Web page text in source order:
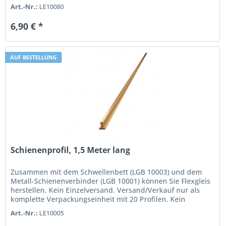
Art.-Nr.: LE10080
6,90 € *
AUF BESTELLUNG
Schienenprofil, 1,5 Meter lang
Zusammen mit dem Schwellenbett (LGB 10003) und dem
Metall-Schienenverbinder (LGB 10001) können Sie Flexgleis
herstellen. Kein Einzelversand. Versand/Verkauf nur als
komplette Verpackungseinheit mit 20 Profilen. Kein
Art.-Nr.: LE10005